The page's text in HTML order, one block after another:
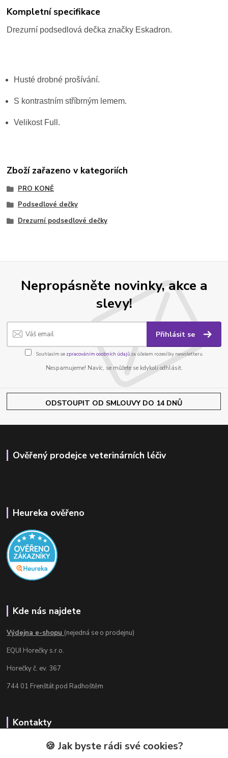
Kompletní specifikace
Drezurní podsedlová dečka značky Eskadron.
Husté drobné prošívání.
S kontrastním stříbrným lemem.
Velikost Full.
Zboží zařazeno v kategoriích
PRO KONĚ
Podsedlové dečky
Drezurní podsedlové dečky
Nepropásněte novinky, akce a
slevy!
Přihlásit se
Souhlasím se zpracováním osobních údajůza účelem rozesílky newsletteru.
Nespamujeme! Navíc, se můžete se kdykoli odhlásit.
ODSTOUPIT OD SMLOUVY DO 14 DNŮ
Ověřený prodejce veterinárních léčiv
Heureka ověřeno
Kde nás najdete
Výdejna e-shopu (nejedná se o prodejnu)
EQUI Horečky s.r.o.
Horečky č. ev. 367
744 01 Frenštát pod Radhoštěm
Kontakty
Radka Chamrádová
+420 737 484 708
🍪 Jak byste rádi své cookies?